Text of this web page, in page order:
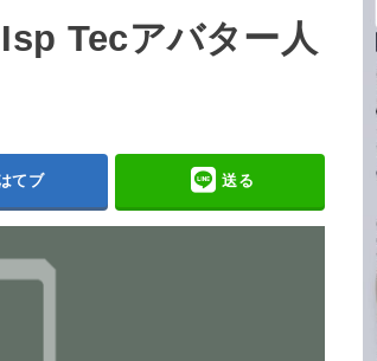
Tecアバター人
てブ 送る